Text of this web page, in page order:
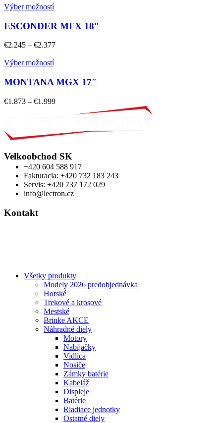
Výber možností
ESCONDER MFX 18″
€2.245 – €2.377
Výber možností
MONTANA MGX 17″
€1.873 – €1.999
Velkoobchod SK
+420 604 588 917
Fakturacia: +420 732 183 243
Servis: +420 737 172 029
info@lectron.cz
Kontakt
Všetky produkty
Modely 2026 predobjednávka
Horské
Trekové a krosové
Mestské
Brinke AKCE
Náhradné diely
Motory
Nabíjačky
Vidlica
Nosiče
Zámky batérie
Kabeláž
Displeje
Batérie
Riadiace jednotky
Ostatné diely